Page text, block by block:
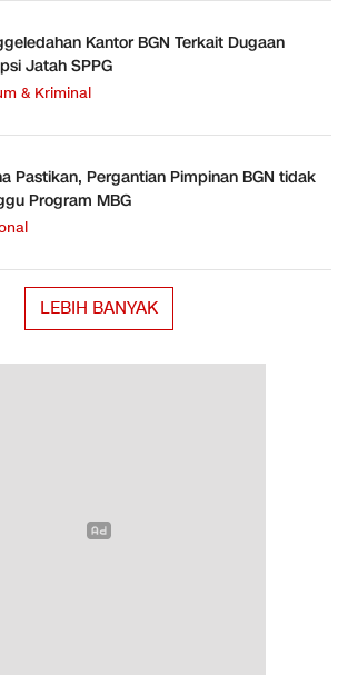
Kantor BGN Terkait Dugaan
Jatah SPPG
& Kriminal
Pastikan, Pergantian Pimpinan BGN tidak
Program MBG
LEBIH BANYAK